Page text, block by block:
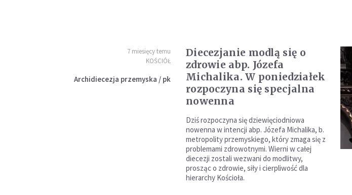
7 miesięcy temu
KOŚCIÓŁ
Archidiecezja przemyska / pk
Diecezjanie modlą się o
zdrowie abp. Józefa
Michalika. W poniedziałek
rozpoczyna się specjalna
nowenna
Dziś rozpoczyna się dziewięciodniowa
nowenna w intencji abp. Józefa Michalika, b.
metropolity przemyskiego, który zmaga się z
problemami zdrowotnymi. Wierni w całej
diecezji zostali wezwani do modlitwy,
prosząc o zdrowie, siły i cierpliwość dla
hierarchy Kościoła.